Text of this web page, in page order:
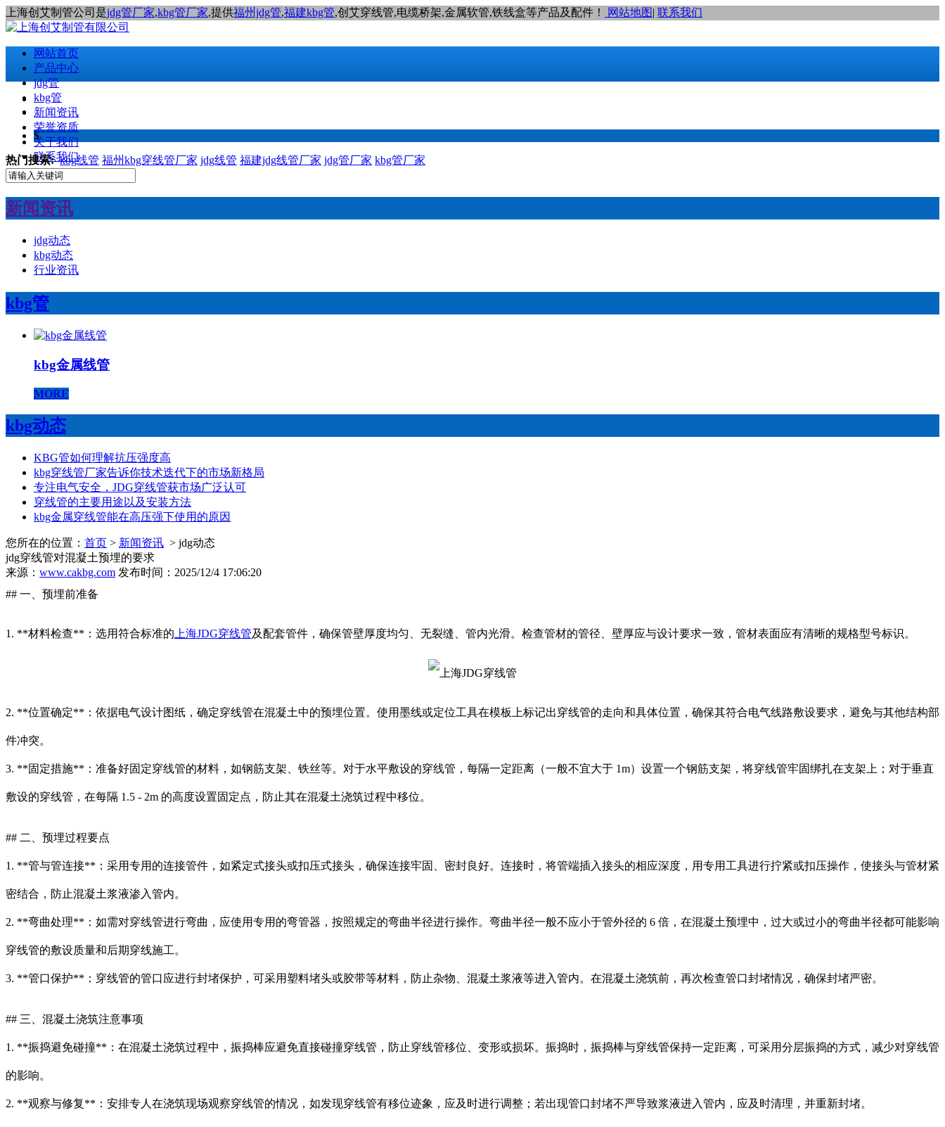
上海创艾制管公司是jdg管厂家,kbg管厂家,提供福州jdg管,福建kbg管,创艾穿线管,电缆桥架,金属软管,铁线盒等产品及配件！ 网站地图 | 联系我们
网站首页
产品中心
jdg管
kbg管
新闻资讯
荣誉资质
关于我们
联系我们
$
热门搜索: kbg线管 福州kbg穿线管厂家 jdg线管 福建jdg线管厂家 jdg管厂家 kbg管厂家
新闻资讯
jdg动态
kbg动态
行业资讯
kbg管
kbg金属线管
MORE
kbg动态
KBG管如何理解抗压强度高
kbg穿线管厂家告诉你技术迭代下的市场新格局
专注电气安全，JDG穿线管获市场广泛认可
穿线管的主要用途以及安装方法
kbg金属穿线管能在高压强下使用的原因
您所在的位置： 首页 > 新闻资讯 > jdg动态
jdg穿线管对混凝土预埋的要求
来源： www.cakbg.com 发布时间：2025/12/4 17:06:20
## 一、预埋前准备
1. **材料检查**：选用符合标准的 上海JDG穿线管及配套管件，确保管壁厚度均匀、无裂缝、管内光滑。检查管材的管径、壁厚应与设计要求一致，管材表面应有清晰的规格型号标识。
2. **位置确定**：依据电气设计图纸，确定穿线管在混凝土中的预埋位置。使用墨线或定位工具在模板上标记出穿线管的走向和具体位置，确保其符合电气线路敷设要求，避免与其他结构部
件冲突。
3. **固定措施**：准备好固定穿线管的材料，如钢筋支架、铁丝等。对于水平敷设的穿线管，每隔一定距离（一般不宜大于 1m）设置一个钢筋支架，将穿线管牢固绑扎在支架上；对于垂直
敷设的穿线管，在每隔 1.5 - 2m 的高度设置固定点，防止其在混凝土浇筑过程中移位。
## 二、预埋过程要点
1. **管与管连接**：采用专用的连接管件，如紧定式接头或扣压式接头，确保连接牢固、密封良好。连接时，将管端插入接头的相应深度，用专用工具进行拧紧或扣压操作，使接头与管材紧
密结合，防止混凝土浆液渗入管内。
2. **弯曲处理**：如需对穿线管进行弯曲，应使用专用的弯管器，按照规定的弯曲半径进行操作。弯曲半径一般不应小于管外径的 6 倍，在混凝土预埋中，过大或过小的弯曲半径都可能影响
穿线管的敷设质量和后期穿线施工。
3. **管口保护**：穿线管的管口应进行封堵保护，可采用塑料堵头或胶带等材料，防止杂物、混凝土浆液等进入管内。在混凝土浇筑前，再次检查管口封堵情况，确保封堵严密。
## 三、混凝土浇筑注意事项
1. **振捣避免碰撞**：在混凝土浇筑过程中，振捣棒应避免直接碰撞穿线管，防止穿线管移位、变形或损坏。振捣时，振捣棒与穿线管保持一定距离，可采用分层振捣的方式，减少对穿线管
的影响。
2. **观察与修复**：安排专人在浇筑现场观察穿线管的情况，如发现穿线管有移位迹象，应及时进行调整；若出现管口封堵不严导致浆液进入管内，应及时清理，并重新封堵。